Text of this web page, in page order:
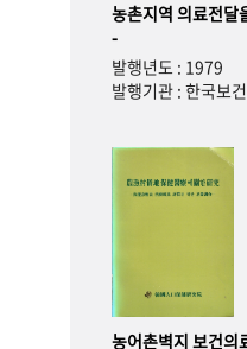
농촌지역 의료전달
-
발행년도 : 1979
발행기관 : 한국보
농어촌벽지 보건의